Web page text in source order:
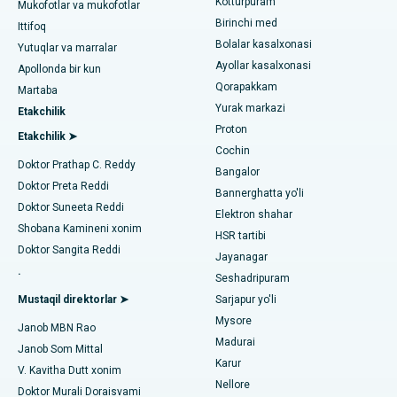
Dermatologni toping
Urologni toping
Diabetologni toping
Ginekologni toping
Umumiy shifokorni toping
Psixologni toping
Jubilee Hillsdagi eng yaxshi kasalxona, Haydarobod
Tondiarpet, Chennai shahridagi eng yaxshi shifoxona
Kotturpuram, Chennai shahridagi eng yaxshi shifoxona
Kovai yo'lidagi eng yaxshi kasalxona, Karur
Karapakkam, Chennaydagi eng yaxshi shifoxona
Arilova, Vizagdagi eng yaxshi shifoxona
Kanpur yo'lidagi eng yaxshi kasalxona, Laknau
Noida shtatidagi 26-sektordagi eng yaxshi shifoxona
Gandhinagar, Ahmedabaddagi eng yaxshi shifoxona
Aragonda, Andhra Pradeshdagi eng yaxshi shifoxona
Bannerghatta yo'lidagi eng yaxshi kasalxona, Bangalor
Bhubaneswardagi 15-bo'limdagi eng yaxshi kasalxona
liposuction
Koroner angiografiya
Transkateter Aorta valfini almashtirish
MitraClip vana ta'mirlash
Kateterni yo'q qilish
ACL rekonstruksiya jarrohligi
Orqaga elkalarni almashtirish
Endometriya ablasyonu
Bachadon arteriyasi embolizatsiyasi
Tuxumdon sistektomiyasi
Mukofotlar va mukofotlar
Ittifoq
Yutuqlar va marralar
Apollonda bir kun
Martaba
Etakchilik
Etakchilik ➤
Doktor Prathap C. Reddy
Doktor Preta Reddi
Doktor Suneeta Reddi
Shobana Kamineni xonim
Doktor Sangita Reddi
.
Mustaqil direktorlar ➤
Janob MBN Rao
Janob Som Mittal
V. Kavitha Dutt xonim
Doktor Murali Doraisvami
Birinchi med
Bolalar kasalxonasi
Ayollar kasalxonasi
Qorapakkam
Yurak markazi
Proton
Cochin
Bangalor
Bannerghatta yo'li
Elektron shahar
HSR tartibi
Jayanagar
Seshadripuram
Sarjapur yo'li
Mysore
Madurai
Karur
Nellore